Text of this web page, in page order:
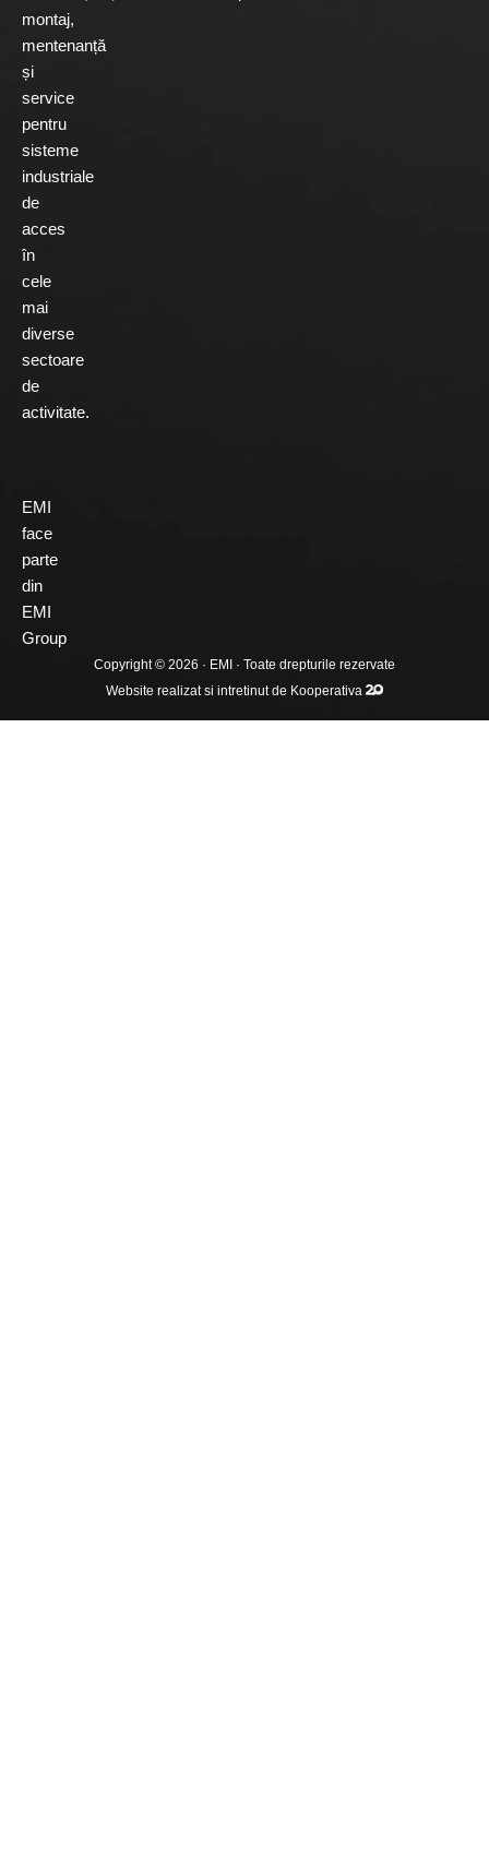
montaj,
mentenanță
și
service
pentru
sisteme
industriale
de
acces
în
cele
mai
diverse
sectoare
de
activitate.
EMI
face
parte
din
EMI
Group
Copyright © 2026 · EMI
· Toate drepturile rezervate
Website realizat si intretinut de Kooperativa